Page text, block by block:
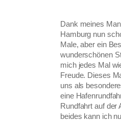
Dank meines
Hamburg nun
Male, aber ein
wunderschönen
mich jedes Mal
Freude. Dieses
uns als
eine
Rundfahrt auf der
beides kann ich